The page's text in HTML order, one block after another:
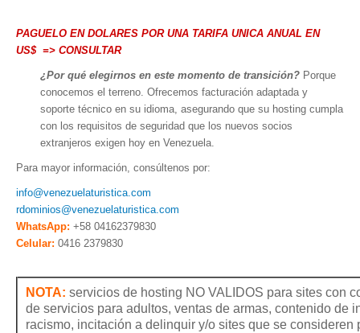
PAGUELO EN DOLARES POR UNA TARIFA UNICA ANUAL EN
US$ => CONSULTAR
¿Por qué elegirnos en este momento de transición? Porque
conocemos el terreno. Ofrecemos facturación adaptada y
soporte técnico en su idioma, asegurando que su hosting cumpla
con los requisitos de seguridad que los nuevos socios
extranjeros exigen hoy en Venezuela.
Para mayor información, consúltenos por:
info@venezuelaturistica.com
rdominios@venezuelaturistica.com
WhatsApp: +58 04162379830
Celular: 0416 2379830
NOTA: servicios de hosting NO VALIDOS para sites con
de servicios para adultos, ventas de armas, contenido de
racismo, incitación a delinquir y/o sites que se consideren